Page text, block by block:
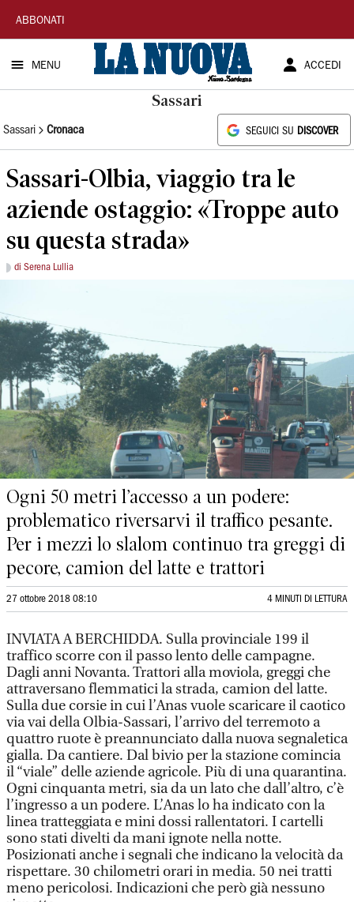
La
Nuova
Sardegna
ABBONATI
MENU ACCEDI
Sassari
Sassari Cronaca SEGUICI SU DISCOVER
Sassari-Olbia, viaggio tra le
aziende ostaggio: «Troppe auto
su questa strada»
di Serena Lullia
Ogni 50 metri l’accesso a un podere:
problematico riversarvi il traffico pesante.
Per i mezzi lo slalom continuo tra greggi di
pecore, camion del latte e trattori
27 ottobre 2018 08:10 4 MINUTI DI LETTURA
INVIATA A BERCHIDDA. Sulla provinciale 199 il
traffico scorre con il passo lento delle campagne.
Dagli anni Novanta. Trattori alla moviola, greggi che
attraversano flemmatici la strada, camion del latte.
Sulla due corsie in cui l’Anas vuole scaricare il caotico
via vai della Olbia-Sassari, l’arrivo del terremoto a
quattro ruote è preannunciato dalla nuova segnaletica
gialla. Da cantiere. Dal bivio per la stazione comincia
il “viale” delle aziende agricole. Più di una quarantina.
Ogni cinquanta metri, sia da un lato che dall’altro, c’è
l’ingresso a un podere. L’Anas lo ha indicato con la
linea tratteggiata e mini dossi rallentatori. I cartelli
sono stati divelti da mani ignote nella notte.
Posizionati anche i segnali che indicano la velocità da
rispettare. 30 chilometri orari in media. 50 nei tratti
meno pericolosi. Indicazioni che però già nessuno